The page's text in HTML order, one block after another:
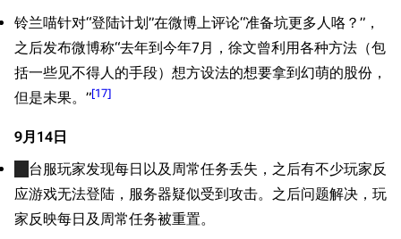
Secret Projects论
坛
Shipbucket像素战
舰
装甲航母网
Dreadnoughtproject
平贺让数字档案馆
Hyper War
Fold3
清除缓存
相关更改
可打印版
铃兰喵针对“登陆计划”在微博上评论“准备坑更多人咯？”，
之后发布微博称“去年到今年7月，徐文曾利用各种方法（包
括一些见不得人的手段）想方设法的想要拿到幻萌的股份，
但是未果。”[17]
9月14日
台服玩家发现每日以及周常任务丢失，之后有不少玩家反
应游戏无法登陆，服务器疑似受到攻击。之后问题解决，玩
家反映每日及周常任务被重置。
四月
五月
六月
七月
八月
影响
大陆